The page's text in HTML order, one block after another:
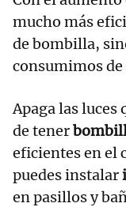
mucho más
de bombilla,
consumimos
Apaga las luces
de tener
eficientes en el
puedes instalar
en pasillos y